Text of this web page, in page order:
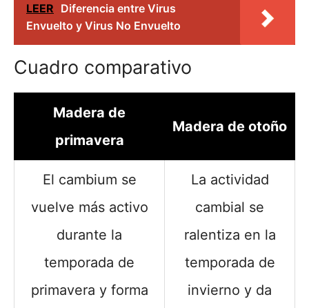
LEER Diferencia entre Virus
Envuelto y Virus No Envuelto
Cuadro comparativo
Madera de
primavera
Madera de otoño
El cambium se
vuelve más activo
durante la
temporada de
primavera y forma
La actividad
cambial se
ralentiza en la
temporada de
invierno y da